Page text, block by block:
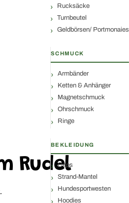
Rucksäcke
Turnbeutel
Geldbörsen/ Portmonaies
SCHMUCK
Armbänder
Ketten & Anhänger
Magnetschmuck
Ohrschmuck
Ringe
BEKLEIDUNG
Caps
Strand-Mantel
Hundesportwesten
Hoodies
Rudel